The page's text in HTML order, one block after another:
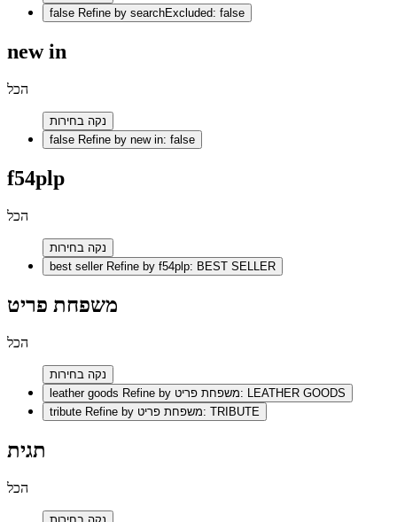
false Refine by searchExcluded: false
new in
הכל
נקה בחירות
false Refine by new in: false
f54plp
הכל
נקה בחירות
best seller Refine by f54plp: BEST SELLER
משפחת פריט
הכל
נקה בחירות
leather goods
Refine by משפחת פריט: LEATHER GOODS
tribute
Refine by משפחת פריט: TRIBUTE
תגית
הכל